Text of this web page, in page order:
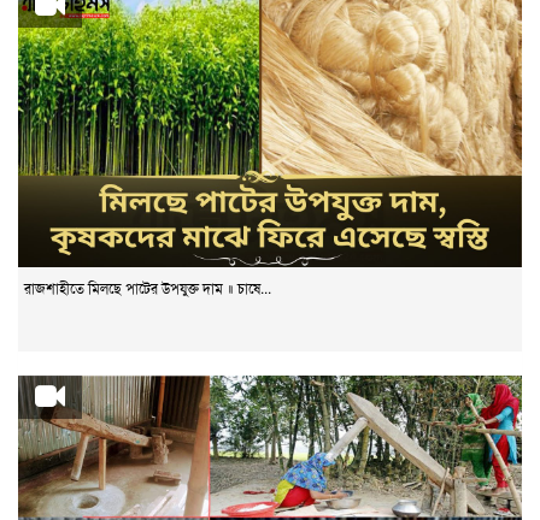
রাজশাহীতে মিলছে পাটের উপযুক্ত দাম ॥ চাষে...